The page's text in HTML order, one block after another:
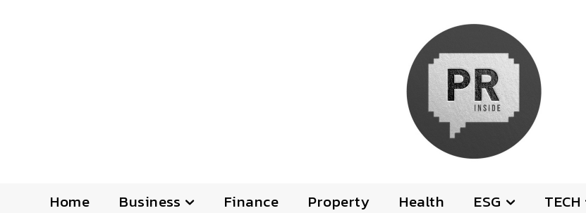
Home Business Finance Property Health ESG TECH